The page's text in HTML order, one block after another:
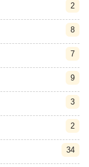
2
8
7
9
3
2
34